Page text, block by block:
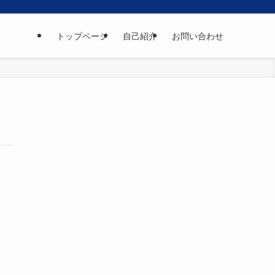
トップページ 自己紹介 お問い合わせ